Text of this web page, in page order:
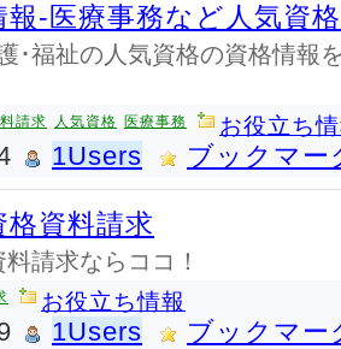
報-医療事務など人気資
･福祉の人気資格の資格情報
請求 人気資格 医療事務 お役立ち
1Users ブックマー
資料請求
請求ならココ！
お役立ち情報
1Users ブックマー